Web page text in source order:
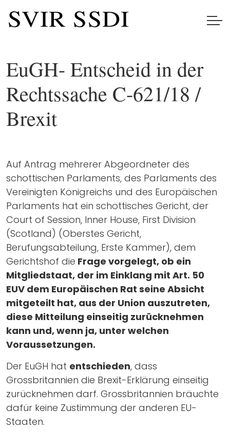
EuGH- Entscheid in der
Rechtssache C-621/18 /
Brexit
Auf Antrag mehrerer Abgeordneter des
schottischen Parlaments, des Parlaments des
Vereinigten Königreichs und des Europäischen
Parlaments hat ein schottisches Gericht, der
Court of Session, Inner House, First Division
(Scotland) (Oberstes Gericht,
Berufungsabteilung, Erste Kammer), dem
Gerichtshof die Frage vorgelegt, ob ein
Mitgliedstaat, der im Einklang mit Art. 50
EUV dem Europäischen Rat seine Absicht
mitgeteilt hat, aus der Union auszutreten,
diese Mitteilung einseitig zurücknehmen
kann und, wenn ja, unter welchen
Voraussetzungen.
Der EuGH hat entschieden, dass
Grossbritannien die Brexit-Erklärung einseitig
zurücknehmen darf. Grossbritannien bräuchte
dafür keine Zustimmung der anderen EU-
Staaten.